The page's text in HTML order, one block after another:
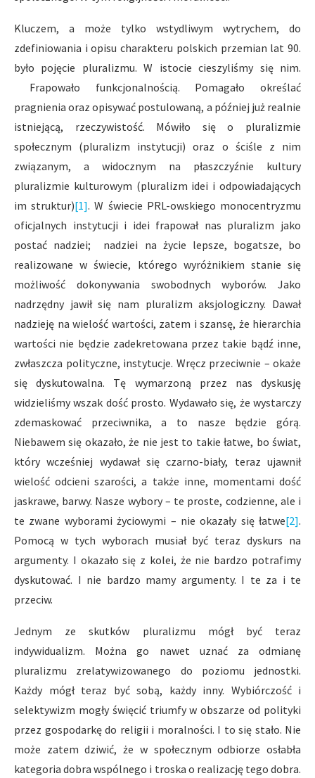
Kluczem, a może tylko wstydliwym wytrychem, do
zdefiniowania i opisu charakteru polskich przemian lat 90.
było pojęcie pluralizmu. W istocie cieszyliśmy się nim.
Frapowało funkcjonalnością. Pomagało określać
pragnienia oraz opisywać postulowaną, a później już realnie
istniejącą, rzeczywistość. Mówiło się o pluralizmie
społecznym (pluralizm instytucji) oraz o ściśle z nim
związanym, a widocznym na płaszczyźnie kultury
pluralizmie kulturowym (pluralizm idei i odpowiadających
im struktur)[1]. W świecie PRL-owskiego monocentryzmu
oficjalnych instytucji i idei frapował nas pluralizm jako
postać nadziei; nadziei na życie lepsze, bogatsze, bo
realizowane w świecie, którego wyróżnikiem stanie się
możliwość dokonywania swobodnych wyborów. Jako
nadrzędny jawił się nam pluralizm aksjologiczny. Dawał
nadzieję na wielość wartości, zatem i szansę, że hierarchia
wartości nie będzie zadekretowana przez takie bądź inne,
zwłaszcza polityczne, instytucje. Wręcz przeciwnie – okaże
się dyskutowalna. Tę wymarzoną przez nas dyskusję
widzieliśmy wszak dość prosto. Wydawało się, że wystarczy
zdemaskować przeciwnika, a to nasze będzie górą.
Niebawem się okazało, że nie jest to takie łatwe, bo świat,
który wcześniej wydawał się czarno-biały, teraz ujawnił
wielość odcieni szarości, a także inne, momentami dość
jaskrawe, barwy. Nasze wybory – te proste, codzienne, ale i
te zwane wyborami życiowymi – nie okazały się łatwe[2].
Pomocą w tych wyborach musiał być teraz dyskurs na
argumenty. I okazało się z kolei, że nie bardzo potrafimy
dyskutować. I nie bardzo mamy argumenty. I te za i te
przeciw.
Jednym ze skutków pluralizmu mógł być teraz
indywidualizm. Można go nawet uznać za odmianę
pluralizmu zrelatywizowanego do poziomu jednostki.
Każdy mógł teraz być sobą, każdy inny. Wybiórczość i
selektywizm mogły święcić triumfy w obszarze od polityki
przez gospodarkę do religii i moralności. I to się stało. Nie
może zatem dziwić, że w społecznym odbiorze osłabła
kategoria dobra wspólnego i troska o realizację tego dobra.